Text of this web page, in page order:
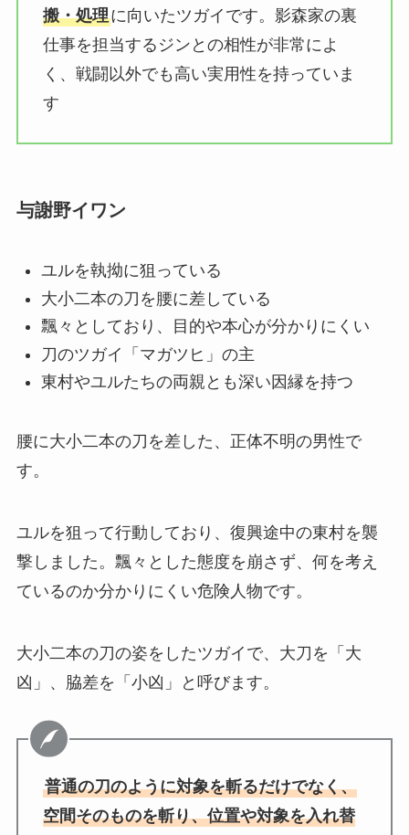
搬・処理に向いたツガイです。影森家の裏
仕事を担当するジンとの相性が非常によ
く、戦闘以外でも高い実用性を持っていま
す
与謝野イワン
ユルを執拗に狙っている
大小二本の刀を腰に差している
飄々としており、目的や本心が分かりにくい
刀のツガイ「マガツヒ」の主
東村やユルたちの両親とも深い因縁を持つ
腰に大小二本の刀を差した、正体不明の男性で
す。
ユルを狙って行動しており、復興途中の東村を襲
撃しました。飄々とした態度を崩さず、何を考え
ているのか分かりにくい危険人物です。
大小二本の刀の姿をしたツガイで、大刀を「大
凶」、脇差を「小凶」と呼びます。
普通の刀のように対象を斬るだけでなく、
空間そのものを斬り、位置や対象を入れ替